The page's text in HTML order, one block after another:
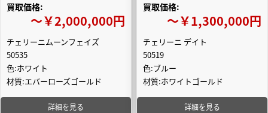
買取価格:
〜￥2,000,000円
チェリーニムーンフェイズ
50535
色:ホワイト
材質:エバーローズゴールド
詳細を見る
買取価格:
〜￥1,300,000円
チェリーニ デイト
50519
色:ブルー
材質:ホワイトゴールド
詳細を見る